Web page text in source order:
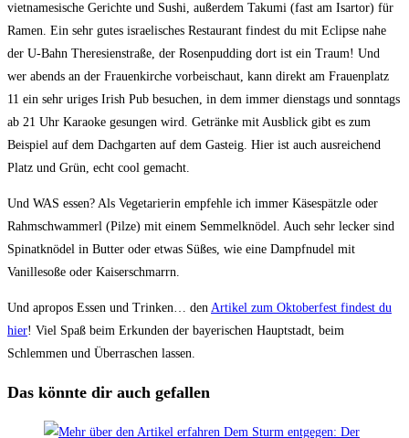
vietnamesische Gerichte und Sushi, außerdem Takumi (fast am Isartor) für
Ramen. Ein sehr gutes israelisches Restaurant findest du mit Eclipse nahe
der U-Bahn Theresienstraße, der Rosenpudding dort ist ein Traum! Und
wer abends an der Frauenkirche vorbeischaut, kann direkt am Frauenplatz
11 ein sehr uriges Irish Pub besuchen, in dem immer dienstags und sonntags
ab 21 Uhr Karaoke gesungen wird. Getränke mit Ausblick gibt es zum
Beispiel auf dem Dachgarten auf dem Gasteig. Hier ist auch ausreichend
Platz und Grün, echt cool gemacht.
Und WAS essen? Als Vegetarierin empfehle ich immer Käsespätzle oder
Rahmschwammerl (Pilze) mit einem Semmelknödel. Auch sehr lecker sind
Spinatknödel in Butter oder etwas Süßes, wie eine Dampfnudel mit
Vanillesoße oder Kaiserschmarrn.
Und apropos Essen und Trinken… den Artikel zum Oktoberfest findest du
hier! Viel Spaß beim Erkunden der bayerischen Hauptstadt, beim
Schlemmen und Überraschen lassen.
Das könnte dir auch gefallen